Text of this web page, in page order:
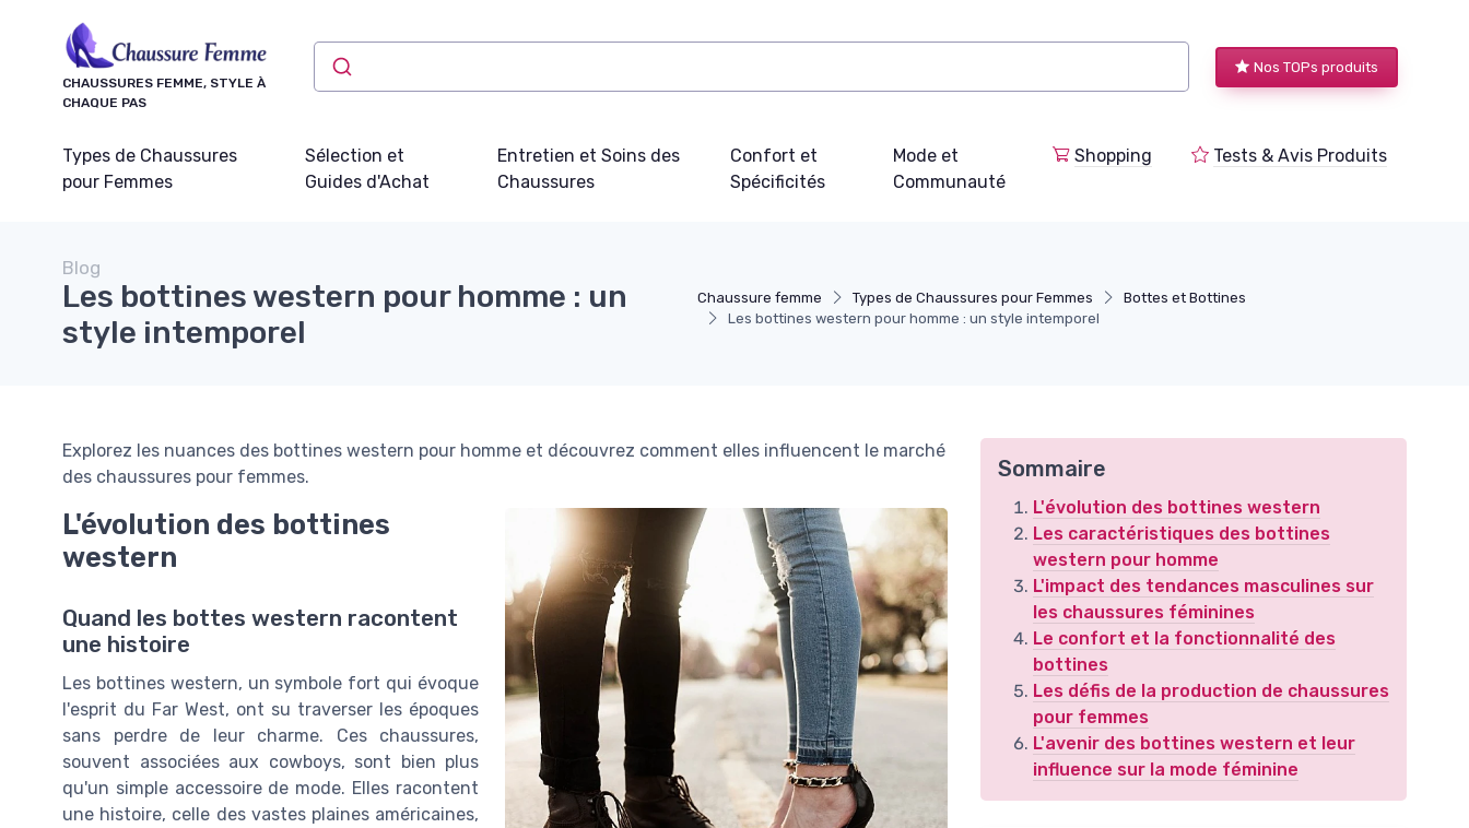
CHAUSSURES FEMME, STYLE À
CHAQUE PAS
Nos TOPs produits
Types de Chaussures
pour Femmes
Sélection et
Guides d'Achat
Entretien et Soins des
Chaussures
Confort et
Spécificités
Mode et
Communauté
Shopping Tests & Avis Produits
Chaussure femme Types de Chaussures pour Femmes
Bottes et Bottines
Les bottines western pour homme : un style intemporel
Blog
Les bottines western pour homme : un
style intemporel
Explorez les nuances des bottines western pour homme et découvrez comment elles influencent le marché
des chaussures pour femmes.
L'évolution des bottines
western
Quand les bottes western racontent
une histoire
Les bottines western, un symbole fort qui évoque
l'esprit du Far West, ont su traverser les époques
sans perdre de leur charme. Ces chaussures,
souvent associées aux cowboys, sont bien plus
qu'un simple accessoire de mode. Elles racontent
une histoire, celle des vastes plaines américaines,
Sommaire
L'évolution des bottines western
Les caractéristiques des bottines
western pour homme
L'impact des tendances masculines sur
les chaussures féminines
Le confort et la fonctionnalité des
bottines
Les défis de la production de chaussures
pour femmes
L'avenir des bottines western et leur
influence sur la mode féminine